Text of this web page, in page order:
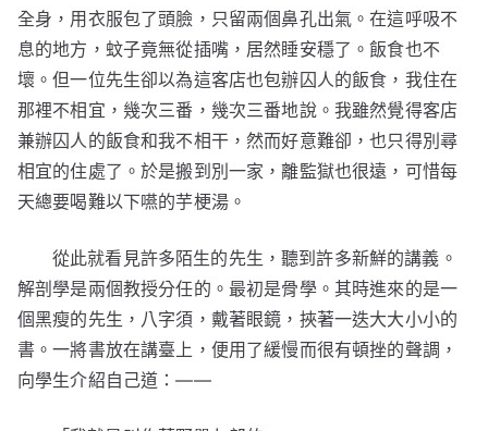
全身，用衣服包了頭臉，只留兩個鼻孔出氣。在這呼吸不
息的地方，蚊子竟無從插嘴，居然睡安穩了。飯食也不
壞。但一位先生卻以為這客店也包辦囚人的飯食，我住在
那裡不相宜，幾次三番，幾次三番地說。我雖然覺得客店
兼辦囚人的飯食和我不相干，然而好意難卻，也只得別尋
相宜的住處了。於是搬到別一家，離監獄也很遠，可惜每
天總要喝難以下嚥的芋梗湯。
從此就看見許多陌生的先生，聽到許多新鮮的講義。
解剖學是兩個教授分任的。最初是骨學。其時進來的是一
個黑瘦的先生，八字須，戴著眼鏡，挾著一迭大大小小的
書。一將書放在講臺上，便用了緩慢而很有頓挫的聲調，
向學生介紹自己道：——